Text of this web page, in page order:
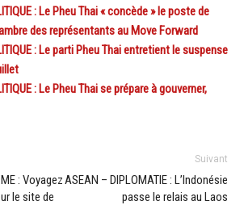
: Le Pheu Thai « concède » le poste de
des représentants au Move Forward
: Le parti Pheu Thai entretient le suspense
: Le Pheu Thai se prépare à gouverner,
: Voyagez
le site de
Suivant
ASEAN – DIPLOMATIE : L’Indonésie
passe le relais au Laos